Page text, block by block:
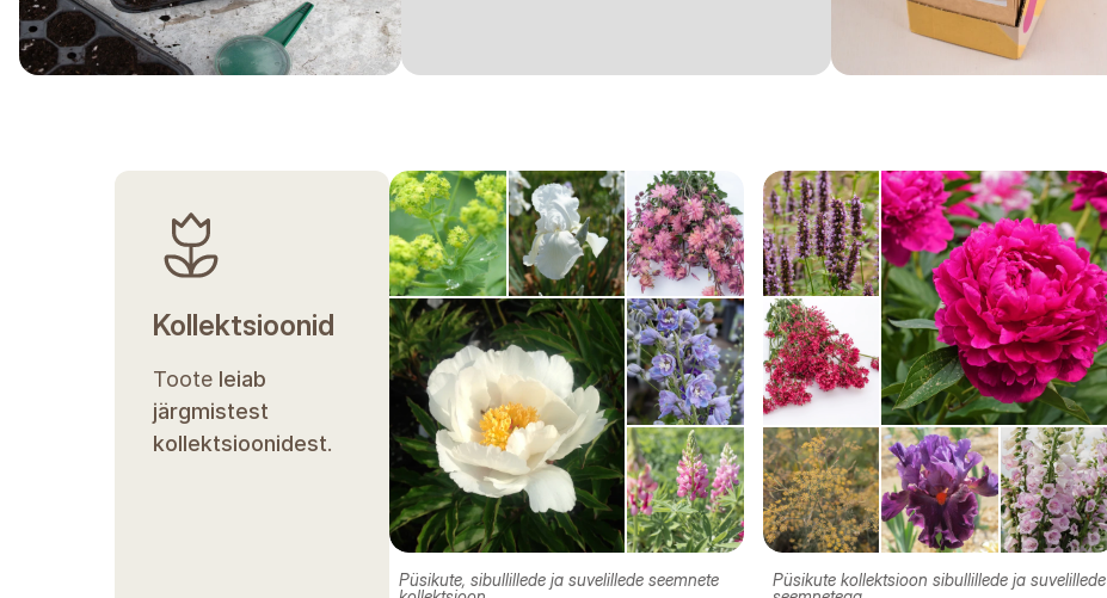
Kollektsioonid
Toote leiab
järgmistest
kollektsioonidest.
Püsikute, sibullillede ja suvelillede seemnete
Püsikute kollektsioon sibullillede ja suvelillede